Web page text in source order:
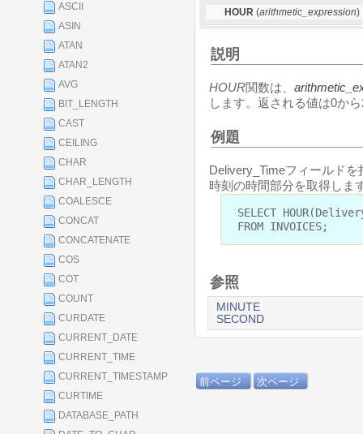
ASCII
ASIN
ATAN
ATAN2
AVG
BIT_LENGTH
CAST
CEILING
CHAR
CHAR_LENGTH
COALESCE
CONCAT
CONCATENATE
COS
COT
COUNT
CURDATE
CURRENT_DATE
CURRENT_TIME
CURRENT_TIMESTAMP
CURTIME
DATABASE_PATH
HOUR (arithmetic_expression)
説明
HOUR関数は、
します。返される値は0か
例題
Delivery_Timeフィールド
時刻の時間部分を取得しま
SELECT
FROM INVOICES;
参照
MINUTE
SECOND
前ページ 次ページ